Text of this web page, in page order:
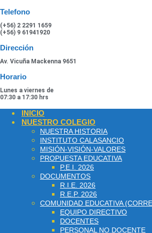
Telefono
(+56) 2 2291 1659
(+56) 9 61941920
Dirección
Av. Vicuña Mackenna 9651
Horario
Lunes a viernes de
07:30 a 17:30 hrs
INICIO
NUESTRO COLEGIO
NUESTRA HISTORIA
INSTITUTO CALASANCIO
MISIÓN-VISIÓN-VALORES
PROPUESTA EDUCATIVA
P.E.I. 2026
DOCUMENTOS
R.I.E. 2026
R.E.P. 2026
COMUNIDAD EDUCATIVA
EQUIPO DIRECTIVO
DOCENTES
PERSONAL NO DOCENTE